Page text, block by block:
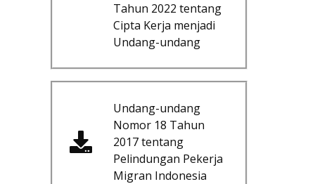
Tahun 2022 tentang
Cipta Kerja menjadi
Undang-undang
Undang-undang
Nomor 18 Tahun
2017 tentang
Pelindungan Pekerja
Migran Indonesia